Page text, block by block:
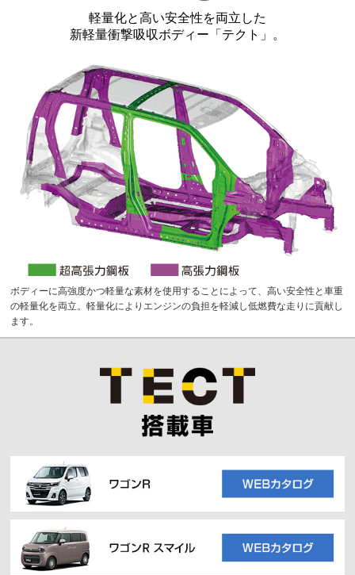
軽量化と高い安全性を両立した
新軽量衝撃吸収ボディー「テクト」。
ボディーに高強度かつ軽量な素材を使用することによって、高い安全性と車重
の軽量化を両立。軽量化によりエンジンの負担を軽減し低燃費な走りに貢献し
ます。